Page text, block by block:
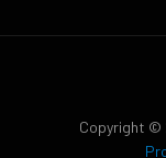
Copyright ©